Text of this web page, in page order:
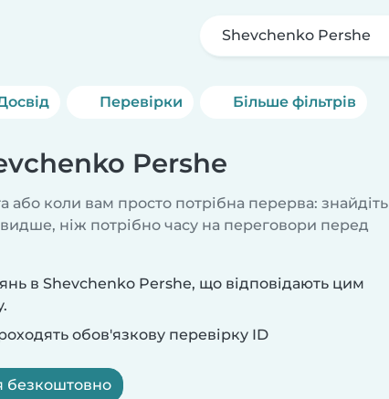
Shevchenko Pershe
Перевірки Більше фільтрів
Pershe
або коли вам просто потрібна перерва: знайдіть
ніж потрібно часу на переговори перед
в Shevchenko Pershe, що відповідають цим
обов'язкову перевірку ID
безкоштовно